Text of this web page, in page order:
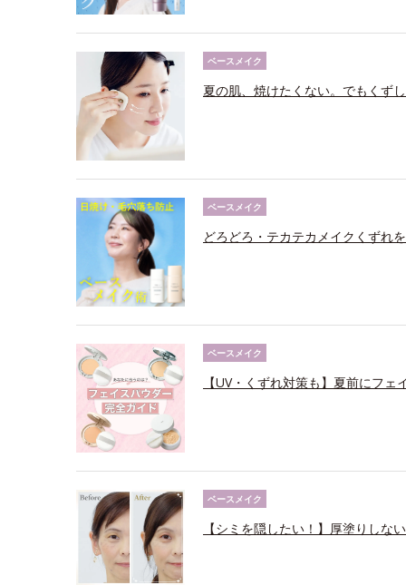
ベースメイク
夏の肌、焼けたくない。でもくず
ベースメイク
どろどろ・テカテカメイクくずれ
ベースメイク
【UV・くずれ対策も】夏前にフェ
ベースメイク
【シミを隠したい！】厚塗りしな